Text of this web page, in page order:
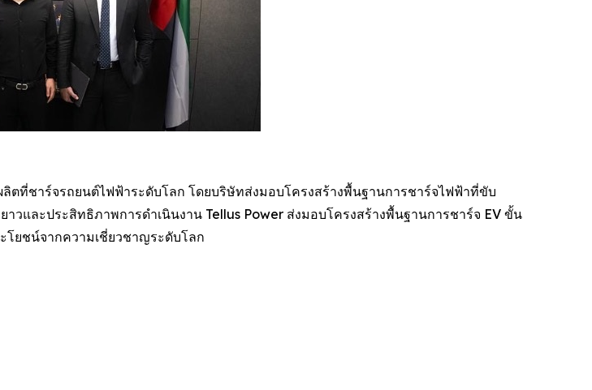
ตที่ชาร์จรถยนต์ไฟฟ้าระดับโลก โดยบริษัทส่งมอบโครงสร้างพื้นฐานการชาร์จไฟฟ้าที่ขับ
วและประสิทธิภาพการดำเนินงาน Tellus Power ส่งมอบโครงสร้างพื้นฐานการชาร์จ EV ขั้น
โยชน์จากความเชี่ยวชาญระดับโลก